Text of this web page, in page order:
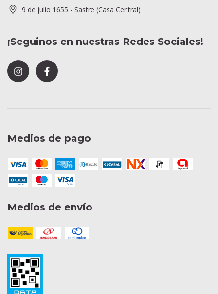
9 de julio 1655 - Sastre (Casa Central)
¡Seguinos en nuestras Redes Sociales!
Medios de pago
Medios de envío